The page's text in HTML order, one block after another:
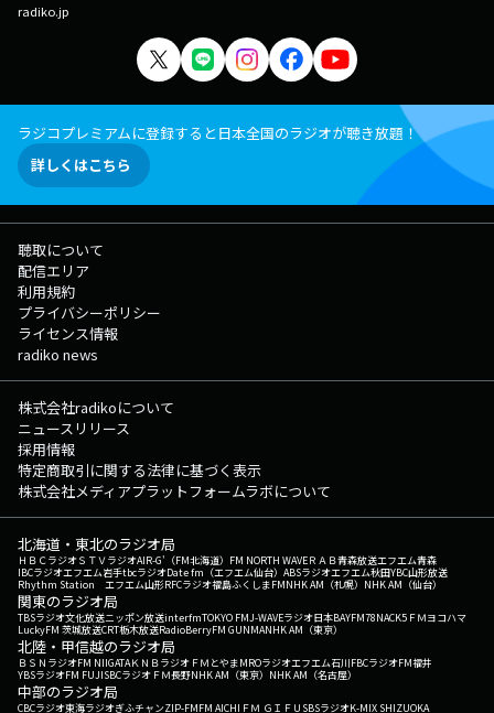
radiko.jp
ラジコプレミアムに登録すると日本全国のラジオが聴き放題！
詳しくはこちら
聴取について
配信エリア
利用規約
プライバシーポリシー
ライセンス情報
radiko news
株式会社radikoについて
ニュースリリース
採用情報
特定商取引に関する法律に基づく表示
株式会社メディアプラットフォームラボについて
北海道・東北のラジオ局
ＨＢＣラジオＳＴＶラジオAIR-G'（FM北海道） FM NORTH WAVEＲＡＢ青森放送エフエム青森
IBCラジオエフエム岩手tbcラジオDate fm（エフエム仙台） ABSラジオエフエム秋田YBC山形放送
Rhythm Station エフエム山形RFCラジオ福島ふくしまFMNHK AM（札幌） NHK AM（仙台）
関東のラジオ局
TBSラジオ文化放送ニッポン放送interfmTOKYO FMJ-WAVEラジオ日本BAYFM78NACK5 ＦＭヨコハマ
LuckyFM 茨城放送CRT栃木放送RadioBerryFM GUNMANHK AM（東京）
北陸・甲信越のラジオ局
ＢＳＮラジオFM NIIGATAＫＮＢラジオ ＦＭとやまMROラジオエフエム石川FBCラジオFM福井
YBSラジオFM FUJISBCラジオ ＦＭ長野NHK AM（東京） NHK AM（名古屋）
中部のラジオ局
CBCラジオ東海ラジオぎふチャンZIP-FMFM AICHI ＦＭ ＧＩＦＵ SBSラジオK-MIX SHIZUOKA